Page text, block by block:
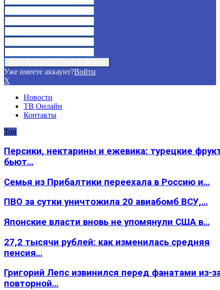
Уже имеете аккаунт?Войти
X
Новости
ТВ Онлайн
Контакты
Топ
Персики, нектарины и ежевика: турецкие
бьют…
Семья из Прибалтики переехала в Россию и…
ПВО за сутки уничтожила 20 авиабомб ВСУ,…
Японские власти вновь не упомянули США в…
27,2 тысячи рублей: как изменилась средняя
пенсия…
Григорий Лепс извинился перед фанатами из-
повторной…